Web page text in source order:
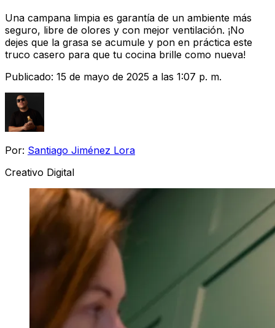
Una campana limpia es garantía de un ambiente más
seguro, libre de olores y con mejor ventilación. ¡No
dejes que la grasa se acumule y pon en práctica este
truco casero para que tu cocina brille como nueva!
Publicado: 15 de mayo de 2025 a las 1:07 p. m.
Por: Santiago Jiménez Lora
Creativo Digital